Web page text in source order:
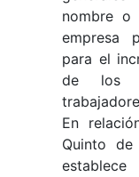
nombre
empresa
para el
de los
En
Quinto de